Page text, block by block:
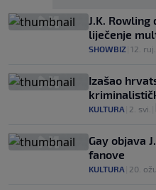
J.K.
liječenje
SHOWBIZ 12. ruj.
Izašao
KULTURA 2. svi.
Gay objava
fanove
KULTURA 20. ožu.